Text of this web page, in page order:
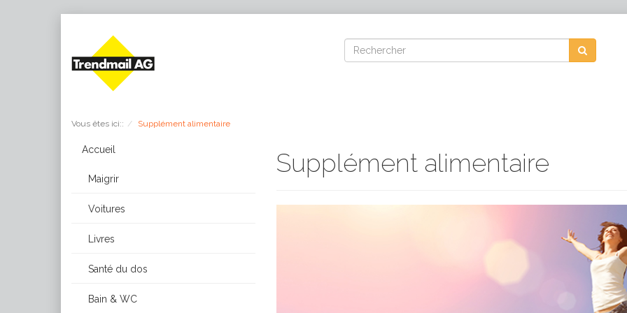
Vous êtes ici:: Supplément alimentaire
Accueil
Maigrir
Voitures
Livres
Santé du dos
Bain & WC
Supplément alimentaire